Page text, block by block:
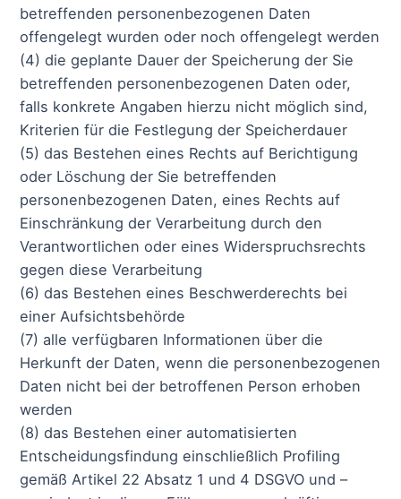
betreffenden personenbezogenen Daten
offengelegt wurden oder noch offengelegt werden
(4) die geplante Dauer der Speicherung der Sie
betreffenden personenbezogenen Daten oder,
falls konkrete Angaben hierzu nicht möglich sind,
Kriterien für die Festlegung der Speicherdauer
(5) das Bestehen eines Rechts auf Berichtigung
oder Löschung der Sie betreffenden
personenbezogenen Daten, eines Rechts auf
Einschränkung der Verarbeitung durch den
Verantwortlichen oder eines Widerspruchsrechts
gegen diese Verarbeitung
(6) das Bestehen eines Beschwerderechts bei
einer Aufsichtsbehörde
(7) alle verfügbaren Informationen über die
Herkunft der Daten, wenn die personenbezogenen
Daten nicht bei der betroffenen Person erhoben
werden
(8) das Bestehen einer automatisierten
Entscheidungsfindung einschließlich Profiling
gemäß Artikel 22 Absatz 1 und 4 DSGVO und –